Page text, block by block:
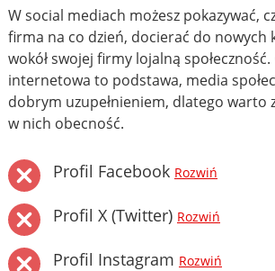
W social mediach możesz pokazywać,
firma na co dzień, docierać do nowych
wokół swojej firmy lojalną
internetowa to podstawa, media
dobrym uzupełnieniem, dlatego warto
w nich obecność.
Profil Facebook Rozwiń
Profil X (Twitter) Rozwiń
Profil Instagram Rozwiń